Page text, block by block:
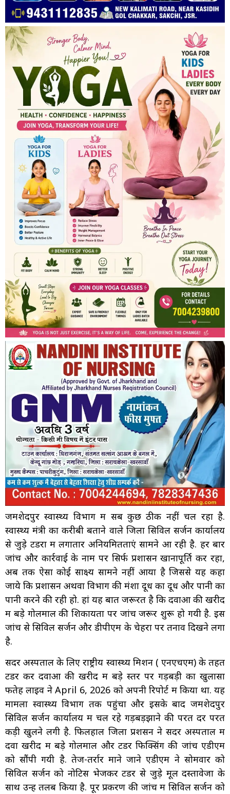
जमशेदपुर स्वास्थ्य विभाग में सब कुछ ठीक नहीं चल रहा है.
स्वास्थ्य मंत्री का करीबी बताने वाले जिला सिविल सर्जन कार्यालय
से जुड़े टेंडरों में लगातार अनियमितताएं सामने आ रही है. हर बार
जांच और कार्रवाई के नाम पर सिर्फ प्रशासन खानापूर्ति कर रहा,
अब तक ऐसा कोई साक्ष्य सामने नहीं आया है जिससे यह कहा
जाये कि प्रशासन अथवा विभाग की मंशा दूध का दूध और पानी का
पानी करने की रही हो. हां यह बात जरूरत है कि दवाओं की खरीद
में बड़े गोलमाल की शिकायतों पर जांच जरूर शुरू हो गयी है. इस
जांच से सिविल सर्जन और डीपीएम के चेहरों पर तनाव दिखने लगा
है.
सदर अस्पताल के लिए राष्ट्रीय स्वास्थ्य मिशन ( एनएचएम) के तहत
टेंडर कर दवाओं की खरीद में बड़े स्तर पर गड़बड़ी का खुलासा
फतेह लाइव ने April 6, 2026 को अपनी रिपोर्ट में किया था. यह
मामला स्वास्थ्य विभाग तक पहुंचा और इसके बाद जमशेदपुर
सिविल सर्जन कार्यालय में चल रहे गड़बड़झाने की परत दर परत
कड़ी खुलने लगी है. फिलहाल जिला प्रशसन ने सदर अस्पताल में
दवा खरीद में बड़े गोलमाल और टेंडर फिक्सिंग की जांच एडीएम
को सौंपी गयी है. तेज-तर्रार माने जाने एडीएम ने सोमवार को
सिविल सर्जन को नोटिस भेजकर टेंडर से जुड़े मूल दस्तावेजों के
साथ उन्हें तलब किया है. पूर प्रकरण की जांच में सिविल सर्जन को